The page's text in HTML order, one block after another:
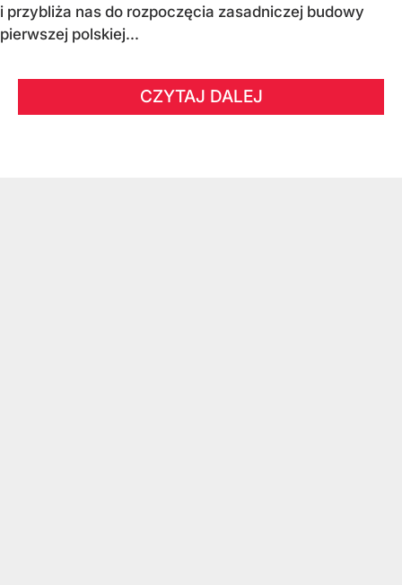
i przybliża nas do rozpoczęcia zasadniczej budowy
pierwszej polskiej...
CZYTAJ DALEJ